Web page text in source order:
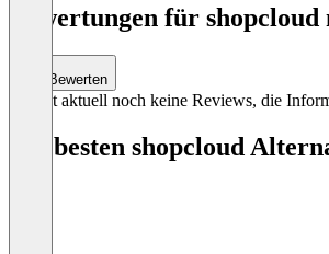
Bewertungen für
Bewerten
Es gibt aktuell noch keine Reviews, die
Die besten shopcloud